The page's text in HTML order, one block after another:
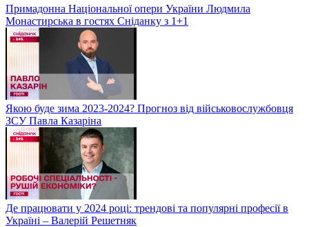
Примадонна Національної опери України Людмила
Монастирська в гостях Сніданку з 1+1
Якою буде зима 2023-2024? Прогноз від військовослужбовця
ЗСУ Павла Казаріна
Де працювати у 2024 році: трендові та популярні професії в
Україні – Валерій Решетняк